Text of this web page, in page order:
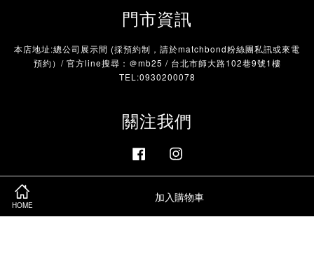
HOME
加入購物車
門市資訊
本店地址:總公司展示間 (採預約制，請於matchbond粉絲團私訊或來電
預約）/ 官方line搜尋：＠mb25 / 台北市師大路102巷9號1樓
TEL:0930200078
關注我們
Facebook
Visa Master